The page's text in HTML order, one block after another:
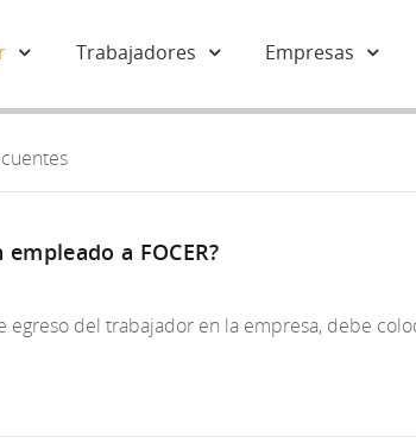
Trabajadores Empresas
a FOCER?
del trabajador en la empresa, debe